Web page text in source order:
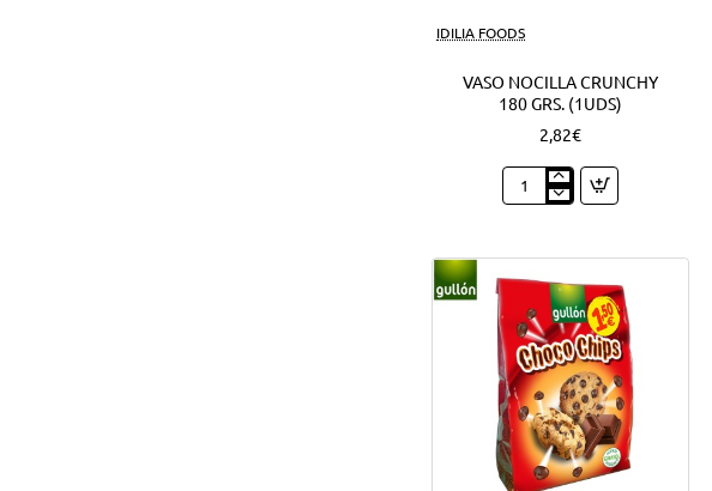
IDILIA FOODS
VASO NOCILLA CRUNCHY
180 GRS. (1UDS)
2,82€
Vaso
Nocilla
(1Uds)